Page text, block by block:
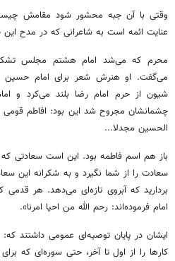
وقتی با آن جبه محشور شود مقامش
عنایت ائمه است به ‏شاعرانی که در مدح این
محرم که می‌شد امام هشتم مجلس
می‌گفت. او هنرش شعر برای ‏امام حسین
شیون از حرم امام رضا بلند می‌کرد و
چشمانشان مجروح شد این بود: افاطم قومی
الحسین ‏مجدلا... ‏
باز هم اسم فاطمه بود. این است سعادتی
سعادت را از شما نگیرد ‏و به شکرانه این
بردارید که آبروی تازه‌ای می‌دهد. هر
امام فرموده‌اند: رحم الله من احیا امرنا». ‏
ایشان در پایان توصیه‌ای عمومی داشتند
کارها را از اول تا آخر، ‏حتی سوره‌ای که